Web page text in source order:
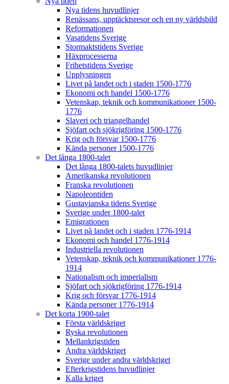
Nya tidens huvudlinjer
Renässans, upptäcktsresor och en ny världsbild
Reformationen
Vasatidens Sverige
Stormaktstidens Sverige
Häxprocesserna
Frihetstidens Sverige
Upplysningen
Livet på landet och i staden 1500-1776
Ekonomi och handel 1500-1776
Vetenskap, teknik och kommunikationer 1500-
1776
Slaveri och triangelhandel
Sjöfart och sjökrigföring 1500-1776
Krig och försvar 1500-1776
Kända personer 1500-1776
Det långa 1800-talet
Det långa 1800-talets huvudlinjer
Amerikanska revolutionen
Franska revolutionen
Napoleontiden
Gustavianska tidens Sverige
Sverige under 1800-talet
Emigrationen
Livet på landet och i staden 1776-1914
Ekonomi och handel 1776-1914
Industriella revolutionen
Vetenskap, teknik och kommunikationer 1776-
1914
Nationalism och imperialism
Sjöfart och sjökrigföring 1776-1914
Krig och försvar 1776-1914
Kända personer 1776-1914
Det korta 1900-talet
Första världskriget
Ryska revolutionen
Mellankrigstiden
Andra världskriget
Sverige under andra världskriget
Efterkrigstidens huvudlinjer
Kalla kriget